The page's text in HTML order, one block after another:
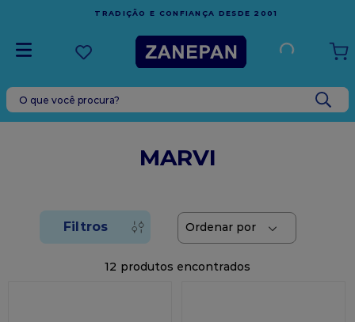
FRETE GRÁTIS
ESPÍRITO SANTO
O que você procura?
MARVI
12
TERMOS MAIS BUSCADOS
top harald
bala